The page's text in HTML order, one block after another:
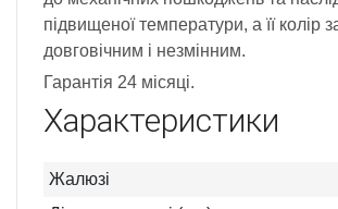
підвищеної температури, а її колір
довговічним і незмінним.
Гарантія 24 місяці.
Характеристики
Жалюзі